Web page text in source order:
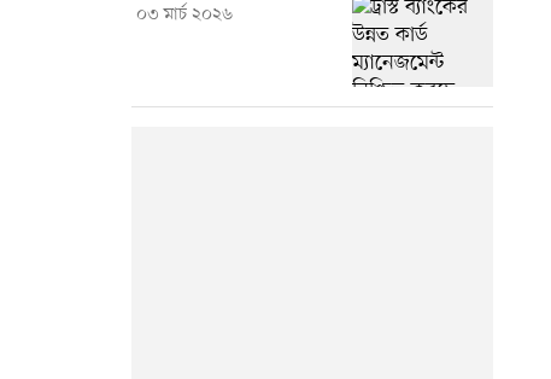
০৩ মার্চ ২০২৬